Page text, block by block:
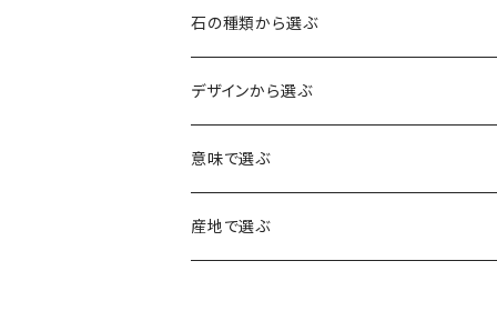
石の種類から選ぶ
水晶（クォーツ）
アイリスクォーツ（虹入り水晶）
ヒマラヤ水晶
ローズクォーツ（紅水晶）
アメジスト（紫水晶）
デザインから選ぶ
龍彫刻（水晶）
龍彫刻（オニキス）
意味で選ぶ
魔除け・厄除け
産地で選ぶ